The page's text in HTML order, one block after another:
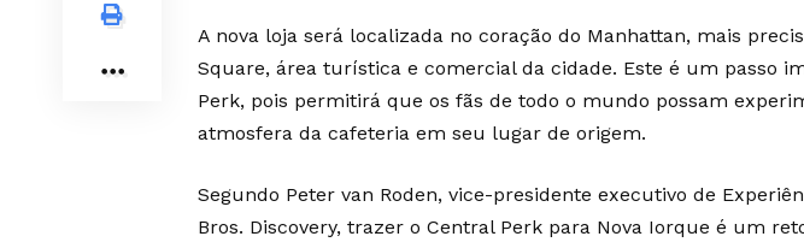
A nova loja será localizada no coração do Manhattan, mais
Square, área turística e comercial da cidade. Este é um passo
Perk, pois permitirá que os fãs de todo o mundo possam
atmosfera da cafeteria em seu lugar de origem.
Segundo Peter van Roden, vice-presidente executivo de
Bros. Discovery, trazer o Central Perk para Nova Iorque é um